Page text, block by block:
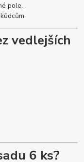
pole.
vedlejších
6 ks?